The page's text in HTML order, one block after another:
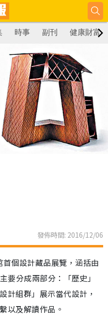
時事 副刊 健康財富
發佈時間: 2016/12/06
個設計藏品展覽，涵括由
要分成兩部分：「歷史」
計組群」展示當代設計，
以及解讀作品。